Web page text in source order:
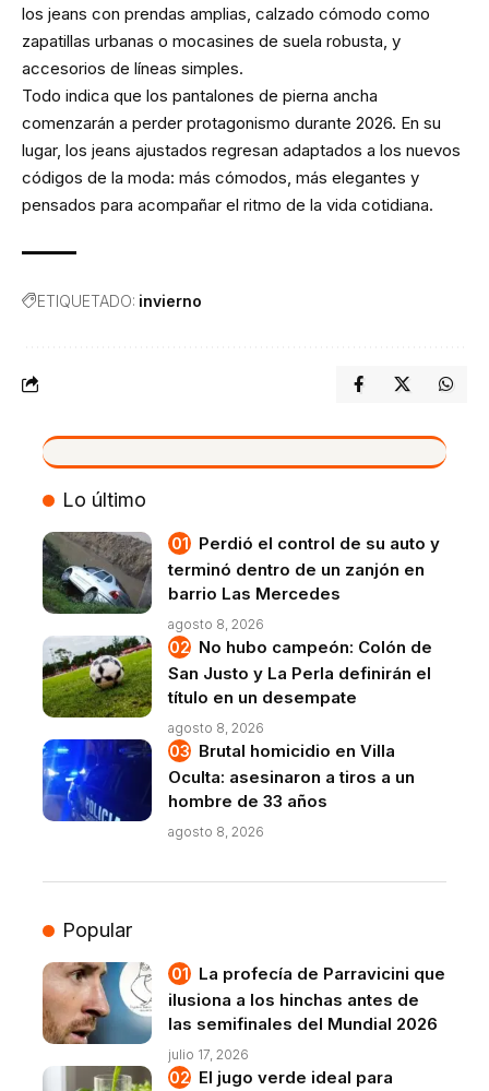
los jeans con prendas amplias, calzado cómodo como
zapatillas urbanas o mocasines de suela robusta, y
accesorios de líneas simples.
Todo indica que los pantalones de pierna ancha
comenzarán a perder protagonismo durante 2026. En su
lugar, los jeans ajustados regresan adaptados a los nuevos
códigos de la moda: más cómodos, más elegantes y
pensados para acompañar el ritmo de la vida cotidiana.
ETIQUETADO: invierno
VIVO
Lo último
Perdió el control de su auto y
terminó dentro de un zanjón en
barrio Las Mercedes
agosto 8, 2026
No hubo campeón: Colón de
San Justo y La Perla definirán el
título en un desempate
agosto 8, 2026
Brutal homicidio en Villa
Oculta: asesinaron a tiros a un
hombre de 33 años
agosto 8, 2026
Popular
La profecía de Parravicini que
ilusiona a los hinchas antes de
las semifinales del Mundial 2026
julio 17, 2026
El jugo verde ideal para